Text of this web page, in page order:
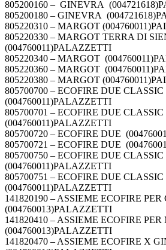
805200160 – GINEVRA
805200180 – GINEVRA
805220310 – MARGOT
805220330 – MARGOT TERRA DI
(004760011)PALAZZETTI
805220340 – MARGOT
805220360 – MARGOT
805220380 – MARGOT
805700700 – ECOFIRE DUE CLASSIC
(004760011)PALAZZETTI
805700701 – ECOFIRE DUE CLASSIC
(004760011)PALAZZETTI
805700720 – ECOFIRE DUE
805700721 – ECOFIRE DUE
805700750 – ECOFIRE DUE
(004760011)PALAZZETTI
805700751 – ECOFIRE DUE
(004760011)PALAZZETTI
141820190 – ASSIEME ECOFIRE
(004760013)PALAZZETTI
141820410 – ASSIEME ECOFIRE
(004760013)PALAZZETTI
141820470 – ASSIEME ECOFIRE X